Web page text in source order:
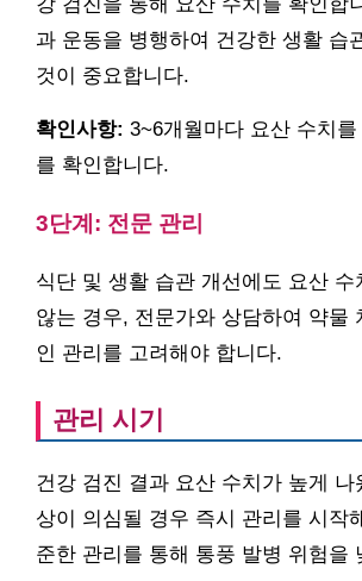
과 운동을 병행하여 건강한 생활 습
것이 중요합니다.
확인사항: 3~6개월마다 요산 수치
를 확인합니다.
3단계: 전문 관리
식단 및 생활 습관 개선에도 요산 수
않는 경우, 전문가와 상담하여 약물
인 관리를 고려해야 합니다.
관리 시기
건강 검진 결과 요산 수치가 높게 나
상이 의심될 경우 즉시 관리를 시작
준한 관리를 통해 통풍 발병 위험을